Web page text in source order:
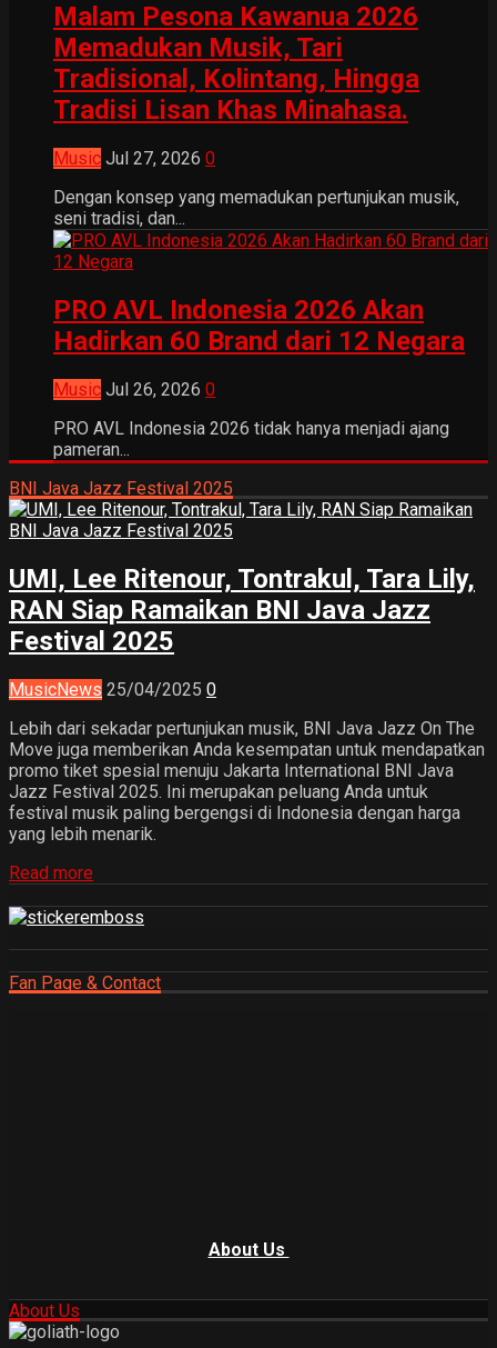
Malam Pesona Kawanua 2026
Memadukan Musik, Tari
Tradisional, Kolintang, Hingga
Tradisi Lisan Khas Minahasa.
Music Jul 27, 2026 0
Dengan konsep yang memadukan pertunjukan musik,
seni tradisi, dan...
PRO AVL Indonesia 2026 Akan
Hadirkan 60 Brand dari 12 Negara
Music Jul 26, 2026 0
PRO AVL Indonesia 2026 tidak hanya menjadi ajang
pameran...
BNI Java Jazz Festival 2025
UMI, Lee Ritenour, Tontrakul, Tara Lily,
RAN Siap Ramaikan BNI Java Jazz
Festival 2025
MusicNews 25/04/2025 0
Lebih dari sekadar pertunjukan musik, BNI Java Jazz On The
Move juga memberikan Anda kesempatan untuk mendapatkan
promo tiket spesial menuju Jakarta International BNI Java
Jazz Festival 2025. Ini merupakan peluang Anda untuk
festival musik paling bergengsi di Indonesia dengan harga
yang lebih menarik.
Read more
Fan Page & Contact
About Us
About Us